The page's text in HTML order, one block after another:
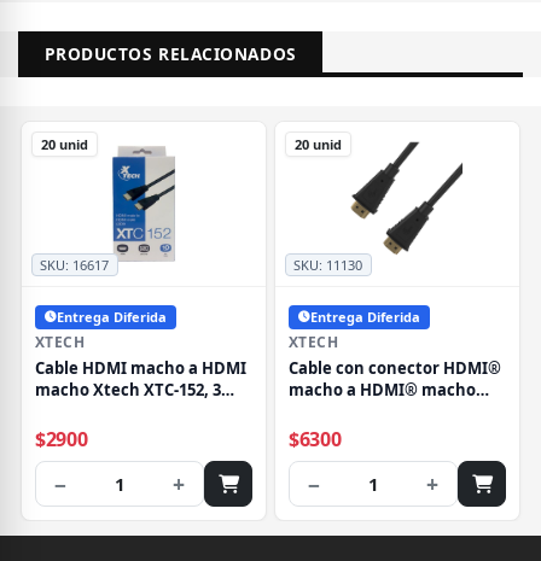
PRODUCTOS RELACIONADOS
SKU: 16617
20 unid
Entrega Diferida
XTECH
Cable HDMI macho a HDMI
macho Xtech XTC-152, 3
$2900
− 1 +
SKU: 11130
20 unid
Entrega Diferida
XTECH
Cable con conector HDMI®
macho a HDMI® macho
Hasta 3840x2160p, 7.6mts
$6300
− 1 +